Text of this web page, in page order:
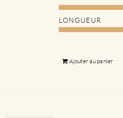
LONGUEUR
Ajouter au panier